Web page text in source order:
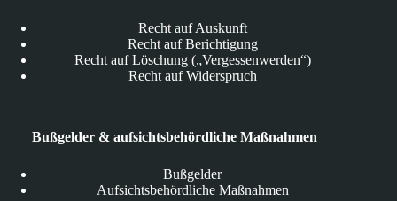
Recht auf Auskunft
Recht auf Berichtigung
Recht auf Löschung („Vergessenwerden“)
Recht auf Widerspruch
Bußgelder & aufsichtsbehördliche Maßnahmen
Bußgelder
Aufsichtsbehördliche Maßnahmen